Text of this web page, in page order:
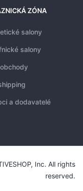
ZÓNA
salony
salony
a dodavatelé
Inc. All rights
reserved.